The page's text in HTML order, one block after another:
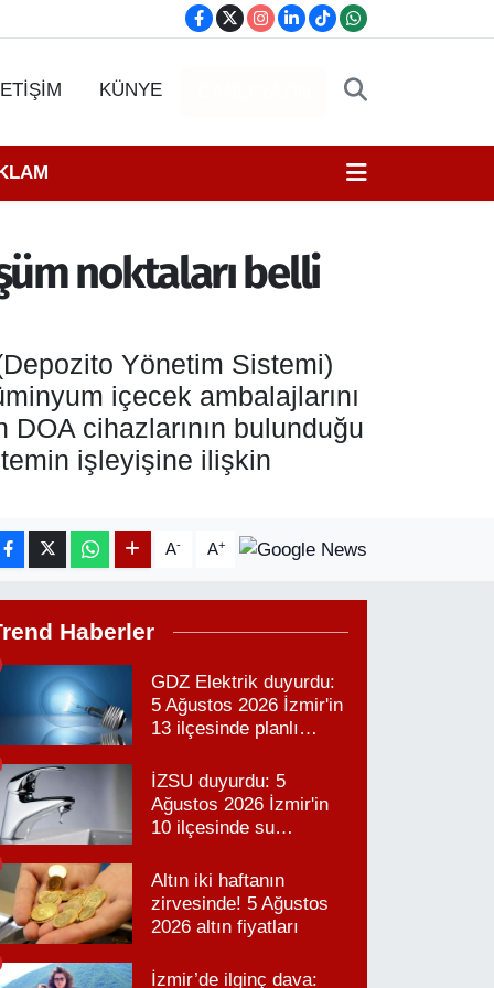
KÜNYE
noktaları belli
Yönetim Sistemi)
içecek ambalajlarını
cihazlarının bulunduğu
işleyişine ilişkin
A- A+
Haberler
GDZ Elektrik duyurdu:
5 Ağustos 2026 İzmir'in
13 ilçesinde planlı
İZSU duyurdu: 5
Ağustos 2026 İzmir'in
10 ilçesinde su
Altın iki haftanın
zirvesinde! 5 Ağustos
2026 altın fiyatları
İzmir’de ilginç dava: